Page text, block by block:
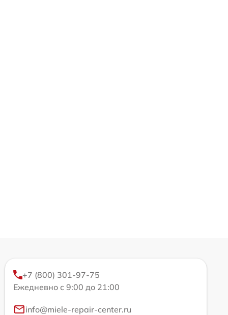
+7 (800) 301-97-75
Ежедневно с 9:00 до 21:00
info@miele-repair-center.ru